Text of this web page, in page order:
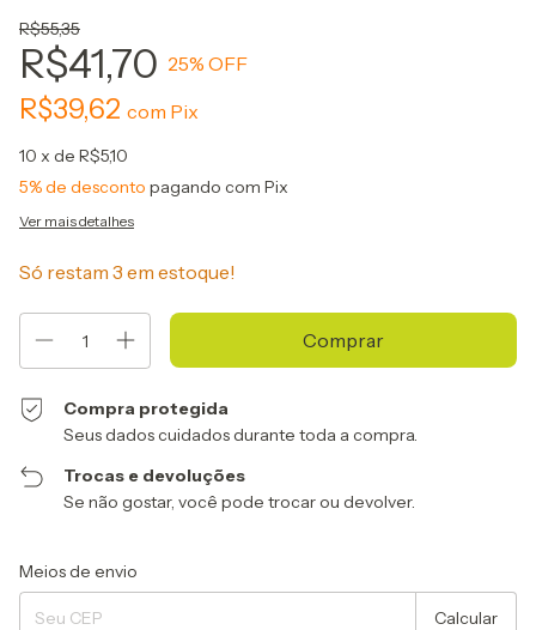
R$55,35
R$41,70 25% OFF
R$39,62 com Pix
10 x de R$5,10
5% de desconto pagando com Pix
Ver mais detalhes
Só restam 3 em estoque!
Compra protegida
Seus dados cuidados durante toda a compra.
Trocas e devoluções
Se não gostar, você pode trocar ou devolver.
Entregas para o CEP:
Meios de envio
Calcular